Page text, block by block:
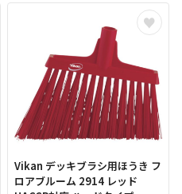
Vikan デッキブラシ用ほうき フ
ロアブルーム 2914 レッド